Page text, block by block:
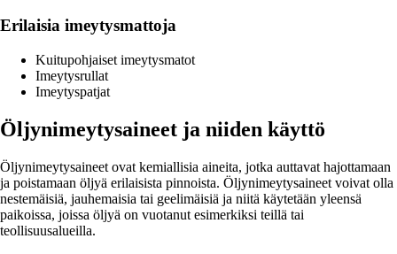
Erilaisia imeytysmattoja
Kuitupohjaiset imeytysmatot
Imeytysrullat
Imeytyspatjat
Öljynimeytysaineet ja niiden käyttö
Öljynimeytysaineet ovat kemiallisia aineita, jotka auttavat hajottamaan
ja poistamaan öljyä erilaisista pinnoista. Öljynimeytysaineet voivat olla
nestemäisiä, jauhemaisia tai geelimäisiä ja niitä käytetään yleensä
paikoissa, joissa öljyä on vuotanut esimerkiksi teillä tai
teollisuusalueilla.